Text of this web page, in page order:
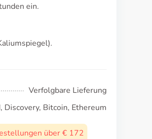
ein.
Verfolgbare Lieferung
Discovery, Bitcoin, Ethereum
über € 172